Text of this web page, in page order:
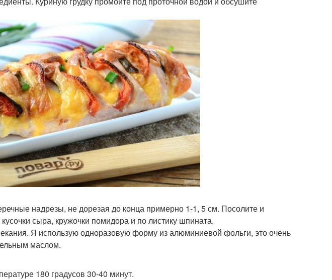
надрезы, не дорезая до конца примерно 1-1, 5 см. Посолите и
сыра, кружочки помидора и по листику шпината.
Я использую одноразовую форму из алюминиевой фольги, это очень
маслом.
180 градусов 30-40 минут.